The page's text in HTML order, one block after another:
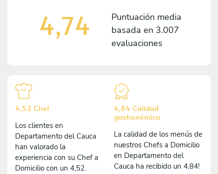
4,74
Puntuación media
basada en 3.007
evaluaciones
4,52 Chef
Los clientes en
Departamento del Cauca
han valorado la
experiencia con su Chef a
Domicilio con un 4,52.
4,84 Calidad
gastronómica
La calidad de los menús de
nuestros Chefs a Domicilio
en Departamento del
Cauca ha recibido un 4,84!